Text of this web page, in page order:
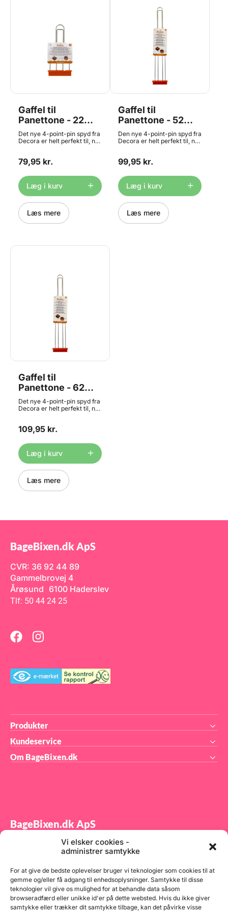
Vi elsker cookies -
administrer samtykke
For at give de bedste oplevelser bruger vi teknologier som cookies til at
gemme og/eller få adgang til enhedsoplysninger. Samtykke til disse
teknologier vil give os mulighed for at behandle data såsom
browseradfærd eller unikke id'er på dette websted. Hvis du ikke giver
samtykke eller trækker dit samtykke tilbage, kan det påvirke visse
Gaffel til
Panettone - 22
cm, Decora
Det nye 4-point-pin spyd fra
Decora er helt perfekt til, når
skal hænge til afkøling efter
cm og er lavet i rustfrit stål.
79,95 kr.
Læg i kurv
Læs mere
Gaffel til
Panettone - 52
cm, Decora
Den nye 4-point-pin spyd fra
Decora er helt perfekt til, når
skal hænge til afkøling efter
cm og er lavet i rustfrit stål.
99,95 kr.
Læg i kurv
Læs mere
Gaffel til
Panettone - 62
cm, Decora
Det nye 4-point-pin spyd fra
Decora er helt perfekt til, når
skal hænge til afkøling efter
cm og er lavet i rustfrit stål.
109,95 kr.
Læg i kurv
Læs mere
BageBixen.dk ApS
CVR: 36 92 44 89
Gammelbrovej 4
Årøsund 6100 Haderslev
Tlf: 50 44 24 25
Produkter
Kundeservice
Om BageBixen.dk
BageBixen.dk ApS
Tilmeld dig vores nyhedsbrev og modtag gode tilbud
samt spændende produktnyheder direkte i din
indbakke.